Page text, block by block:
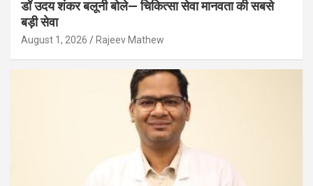
डॉ उदय शंकर बलूनी बोले— चिकित्सा सेवा मानवता की सबसे
बड़ी सेवा
August 1, 2026 Rajeev Mathew